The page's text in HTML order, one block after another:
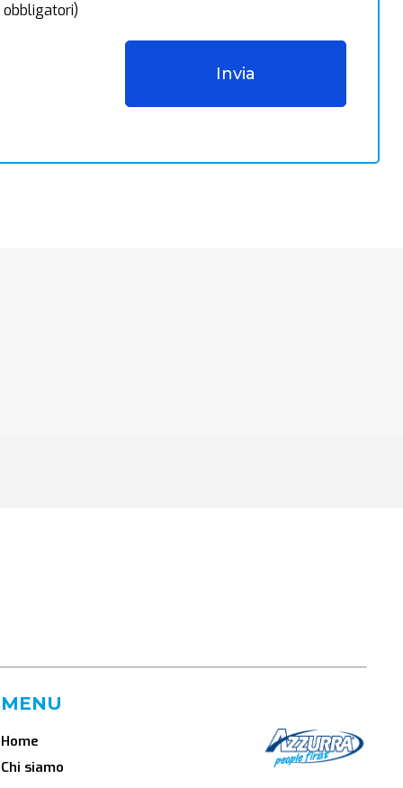
obbligatori)
MENU
Home
Chi siamo